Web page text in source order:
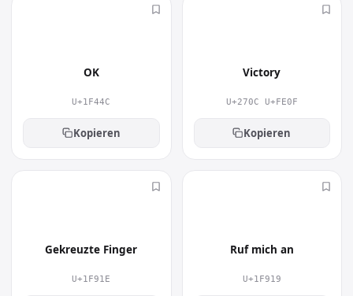
OK
U+1F44C
Kopieren
Victory
U+270C U+FE0F
Kopieren
Gekreuzte Finger
U+1F91E
Ruf mich an
U+1F919